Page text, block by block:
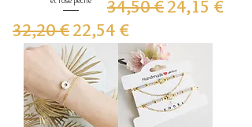
Prix original
32,20 €Prix promotionnel
22,54 €
Prix original
34,50 €Prix
24,15 €